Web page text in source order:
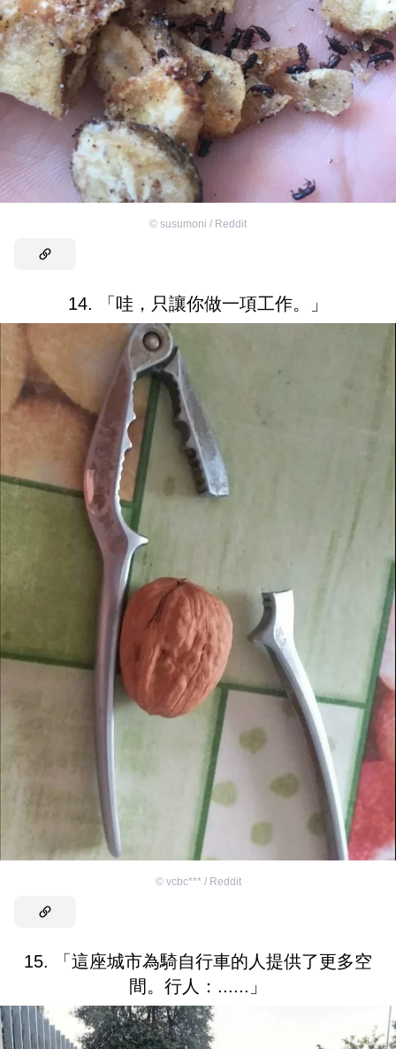
© susumoni / Reddit
14. 「哇，只讓你做一項工作。」
© vcbc*** / Reddit
15. 「這座城市為騎自行車的人提供了更多空
間。行人：......」